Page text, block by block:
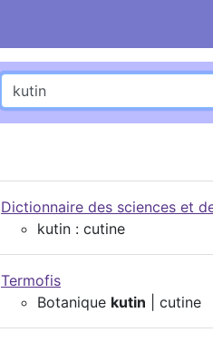
Dictionnaire des sciences et
kutin : cutine
Termofis
Botanique kutin | cutine